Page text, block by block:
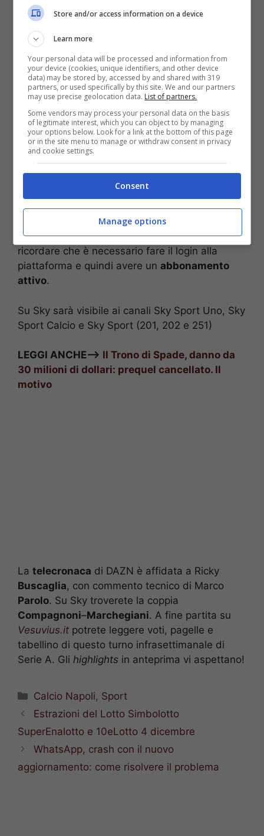
Napoli-Atalanta, in programma alle ore 20:45,
sarà visibile su
piattaformastreaming
ladirettadei novanta minuti, accessibile sia da
smart tv che da dispositivi mobili (smartphone e
tablet) scaricando l’applicazione ufficiale. Per
chi invece seguirà la sfida di Serie A dal proprio
pc o notebook, niente di più semplice: visitate il
sito ufficiale di DAZN e selezionate l’evento che
vi interessa guardare. Ancora, è possibile
utilizzare la propria console di ultima
generazione (PlayStation o Xbox) oppure
dispositivi quali Amazon Fire Stick o Google
Chromecast, senza dimenticare l’opzione del
TIMVISION Box. Tantissimi metodi per seguire la
vostra squadra del cuore, ma è importante
ricordare che è necessario fare il login alla
piattaforma e quindi avere un abbonamento
attivo.
Su Sky sarà visibile ai canali Sky Sport Uno, Sky
Sport Calcio e Sky Sport (201, 202 e 251)
LEGGI ANCHE—> Il Trono di Spade, danno da
30 milioni di dollari: prequel cancellato. Il
motivo
La telecronaca di DAZN è affidata a Ricky
Buscaglia, con commento tecnico di Marco
Parolo. Su Sky troverete la coppia
Compagnoni–Marchegiani. A fine partita su
Vesuvius.it potrete leggere voti, pagelle e
tabellino di questo turno infrasettimanale di
Serie A. Gli highlights in anteprima vi aspettano!
Categorie
Calcio Napoli, Sport
Estrazioni del Lotto Simbolotto
SuperEnalotto e 10eLotto 4 dicembre
WhatsApp, crash con il nuovo
aggiornamento: come risolvere il problema
Store and/or access information on a device
Learn more
Your personal data will be processed and information from
your device (cookies, unique identifiers, and other device
data) may be stored by, accessed by and shared with 319
partners, or used specifically by this site. We and our partners
may use precise geolocation data. List of partners.
Some vendors may process your personal data on the basis
of legitimate interest, which you can object to by managing
your options below. Look for a link at the bottom of this page
or in the site menu to manage or withdraw consent in privacy
and cookie settings.
Consent
Manage options